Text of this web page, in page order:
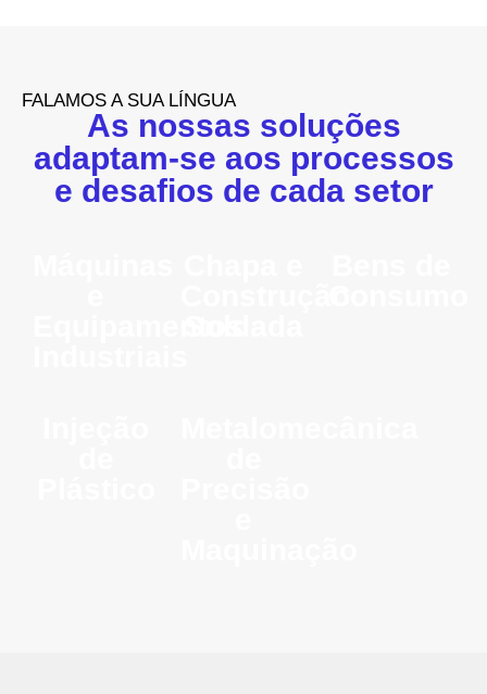
FALAMOS A SUA LÍNGUA
As nossas soluções
adaptam-se aos processos
e desafios de cada setor